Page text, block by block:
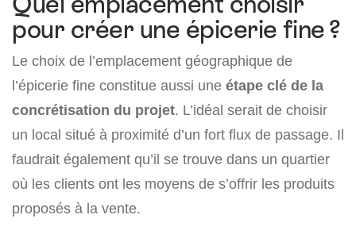
pour créer une épicerie fine ?
Le choix de l’emplacement géographique de
l’épicerie fine constitue aussi une étape clé de la
concrétisation du projet. L’idéal serait de choisir
un local situé à proximité d’un fort flux de passage. Il
faudrait également qu’il se trouve dans un quartier
où les clients ont les moyens de s’offrir les produits
proposés à la vente.